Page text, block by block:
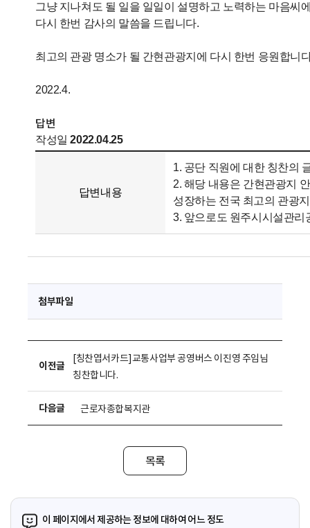
그냥 지나쳐도 될 일을 일일이 설명하고 노력하는 마음씨
다시 한번 감사의 말씀을 드립니다.
최고의 관광 명소가 될 간현관광지에 다시 한번 응원합니
2022.4.
답변
작성일2022.04.25
답변내용
1. 공단 직원에 대한 칭찬의
2. 해당 내용은 간현관광지
성장하는 전국 최고의 관광
3. 앞으로도 원주시시설관리
첨부파일
이전글
[칭찬엽서카드]교통사업부 공영버스 이진영 주임님
칭찬합니다.
다음글 근로자종합복지관
목록
이 페이지에서 제공하는 정보에 대하여 어느 정도